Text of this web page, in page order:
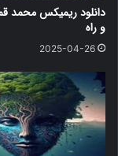
دانلود ریمیکس
و راه
2025-04-26